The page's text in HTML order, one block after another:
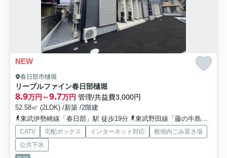
NEW
春日部市樋堀
リーブルファイン春日部樋堀
8.9万円～9.7万円 管理/共益費3,000円
52.58㎡ (2LDK) /新築 /2階建
東武伊勢崎線「春日部」駅 徒歩19分
東武野田線「藤の牛島」駅 徒歩19分
CATV 宅配ボックス インターネット対応
敷地内ごみ置き場
公共下水